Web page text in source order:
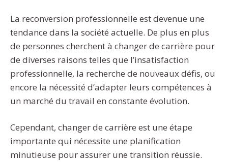
La reconversion professionnelle est devenue une
tendance dans la société actuelle. De plus en plus
de personnes cherchent à changer de carrière pour
de diverses raisons telles que l’insatisfaction
professionnelle, la recherche de nouveaux défis, ou
encore la nécessité d’adapter leurs compétences à
un marché du travail en constante évolution.
Cependant, changer de carrière est une étape
importante qui nécessite une planification
minutieuse pour assurer une transition réussie.